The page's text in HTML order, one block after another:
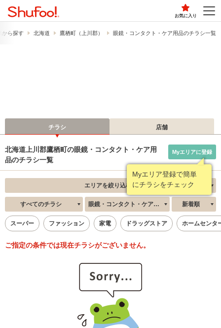
お気に入り
から探す 北海道 鷹栖町（上川郡） 眼鏡・コンタクト・ケア用品のチラシ一覧
チラシ 店舗
北海道上川郡鷹栖町の眼鏡・コンタクト・ケア用
品のチラシ一覧
Myエリア登録で簡単
にチラシをチェック
Myエリアに登録
エリアを絞り込む
すべてのチラシ 眼鏡・コンタクト・ケア用品 新着順
スーパー ファッション 家電 ドラッグストア ホームセンタ
ご指定の条件では現在チラシがございません。